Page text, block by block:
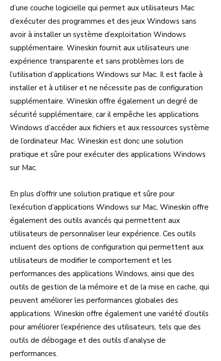
d’une couche logicielle qui permet aux utilisateurs Mac
d’exécuter des programmes et des jeux Windows sans
avoir à installer un système d’exploitation Windows
supplémentaire. Wineskin fournit aux utilisateurs une
expérience transparente et sans problèmes lors de
l’utilisation d’applications Windows sur Mac. Il est facile à
installer et à utiliser et ne nécessite pas de configuration
supplémentaire. Wineskin offre également un degré de
sécurité supplémentaire, car il empêche les applications
Windows d’accéder aux fichiers et aux ressources système
de l’ordinateur Mac. Wineskin est donc une solution
pratique et sûre pour exécuter des applications Windows
sur Mac.
En plus d’offrir une solution pratique et sûre pour
l’exécution d’applications Windows sur Mac, Wineskin offre
également des outils avancés qui permettent aux
utilisateurs de personnaliser leur expérience. Ces outils
incluent des options de configuration qui permettent aux
utilisateurs de modifier le comportement et les
performances des applications Windows, ainsi que des
outils de gestion de la mémoire et de la mise en cache, qui
peuvent améliorer les performances globales des
applications. Wineskin offre également une variété d’outils
pour améliorer l’expérience des utilisateurs, tels que des
outils de débogage et des outils d’analyse de
performances.